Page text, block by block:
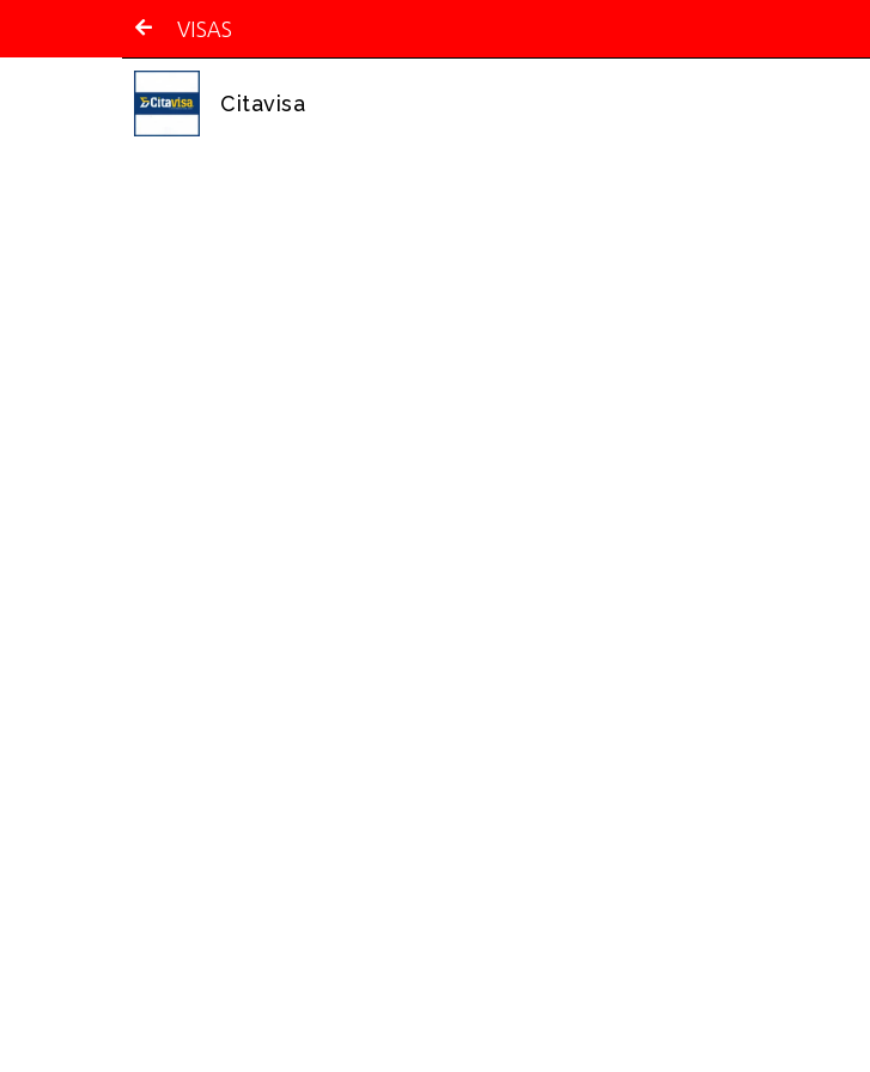
VISAS
Citavisa